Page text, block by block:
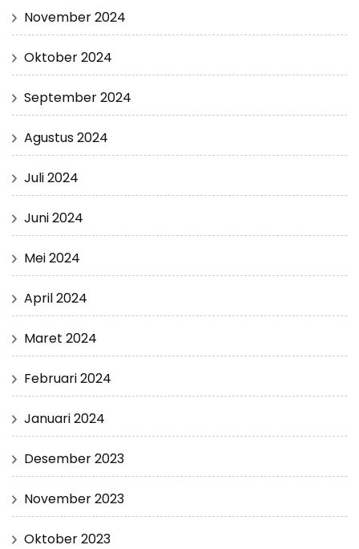
November 2024
Oktober 2024
September 2024
Agustus 2024
Juli 2024
Juni 2024
Mei 2024
April 2024
Maret 2024
Februari 2024
Januari 2024
Desember 2023
November 2023
Oktober 2023